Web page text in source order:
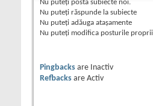
Nu puteţi posta subiecte noi.
Nu puteţi răspunde la subiecte
Nu puteţi adăuga ataşamente
Nu puteţi modifica posturile proprii
Pingbacks are
Inactiv
Refbacks are Activ